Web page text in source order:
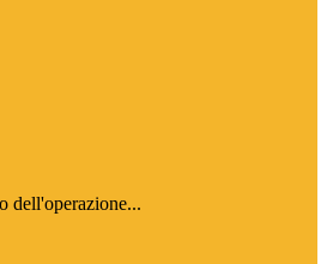
dell'operazione...